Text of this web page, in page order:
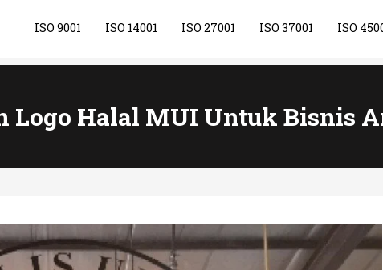
ISO 9001 ISO 14001 ISO 27001 ISO 37001 ISO
Logo Halal MUI Untuk Bisnis